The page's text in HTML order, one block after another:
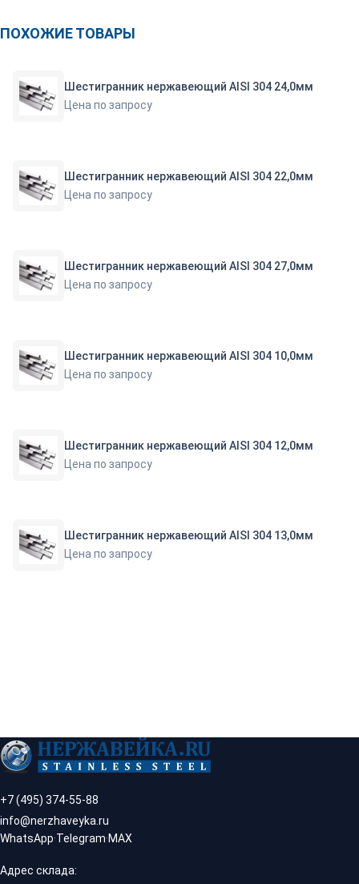
ПОХОЖИЕ ТОВАРЫ
Шестигранник нержавеющий AISI 304 24,0мм
Цена по запросу
Шестигранник нержавеющий AISI 304 22,0мм
Цена по запросу
Шестигранник нержавеющий AISI 304 27,0мм
Цена по запросу
Шестигранник нержавеющий AISI 304 10,0мм
Цена по запросу
Шестигранник нержавеющий AISI 304 12,0мм
Цена по запросу
Шестигранник нержавеющий AISI 304 13,0мм
Цена по запросу
+7 (495) 374-55-88
info@nerzhaveyka.ru
WhatsApp·Telegram·MAX
Адрес склада: